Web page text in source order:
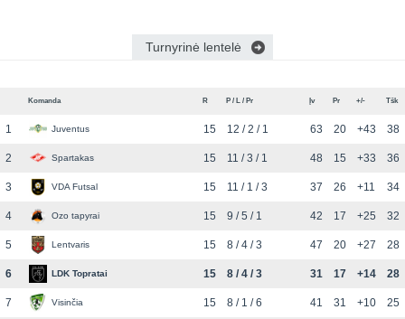
Turnyrinė lentelė
Komanda R P / L / Pr Įv Pr +/- Tšk
1 Juventus 15 12 / 2 / 1 63 20 +43 38
2 Spartakas 15 11 / 3 / 1 48 15 +33 36
3 VDA Futsal 15 11 / 1 / 3 37 26 +11 34
4 Ozo tapyrai 15 9 / 5 / 1 42 17 +25 32
5 Lentvaris 15 8 / 4 / 3 47 20 +27 28
6 LDK Topratai 15 8 / 4 / 3 31 17 +14 28
7 Visinčia 15 8 / 1 / 6 41 31 +10 25